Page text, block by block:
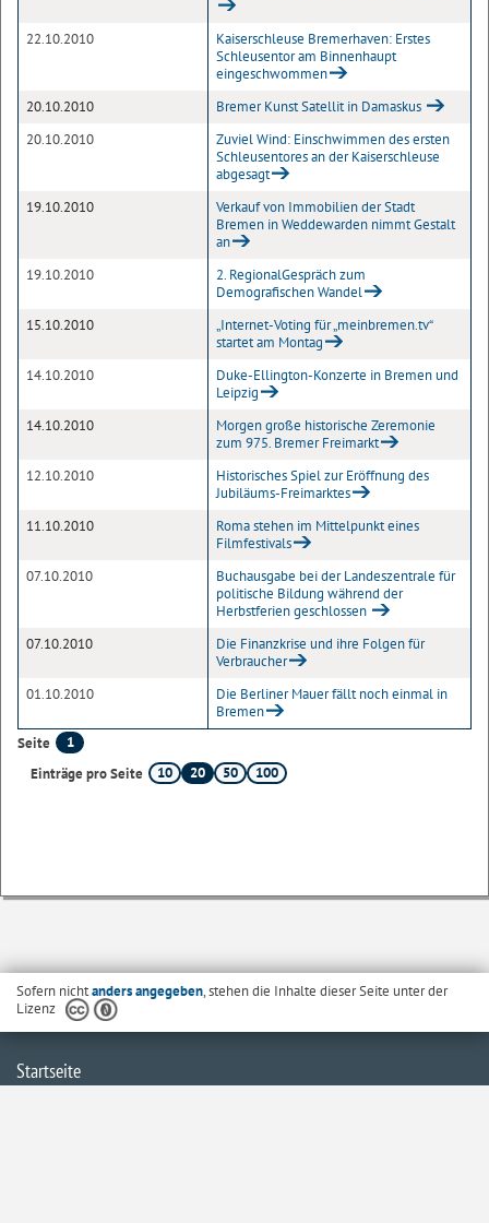
22.10.2010
Kaiserschleuse Bremerhaven: Erstes
Schleusentor am Binnenhaupt
eingeschwommen
20.10.2010
Bremer Kunst Satellit in Damaskus
20.10.2010
Zuviel Wind: Einschwimmen des ersten
Schleusentores an der Kaiserschleuse
abgesagt
19.10.2010
Verkauf von Immobilien der Stadt
Bremen in Weddewarden nimmt Gestalt
an
19.10.2010
2. RegionalGespräch zum
Demografischen Wandel
15.10.2010
„Internet-Voting für „meinbremen.tv“
startet am Montag
14.10.2010
Duke-Ellington-Konzerte in Bremen und
Leipzig
14.10.2010
Morgen große historische Zeremonie
zum 975. Bremer Freimarkt
12.10.2010
Historisches Spiel zur Eröffnung des
Jubiläums-Freimarktes
11.10.2010
Roma stehen im Mittelpunkt eines
Filmfestivals
07.10.2010
Buchausgabe bei der Landeszentrale für
politische Bildung während der
Herbstferien geschlossen
07.10.2010
Die Finanzkrise und ihre Folgen für
Verbraucher
01.10.2010
Die Berliner Mauer fällt noch einmal in
Bremen
Seite
1
Einträge pro Seite
10 20 50 100
Sofern nichtanders angegeben, stehen die Inhalte dieser Seite unter der
Lizenz
Startseite